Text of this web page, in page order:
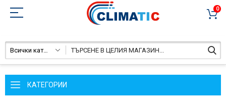
0
Всички категории
КАТЕГОРИИ